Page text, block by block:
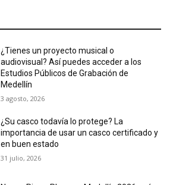
¿Tienes un proyecto musical o
audiovisual? Así puedes acceder a los
Estudios Públicos de Grabación de
Medellín
3 agosto, 2026
¿Su casco todavía lo protege? La
importancia de usar un casco certificado y
en buen estado
31 julio, 2026